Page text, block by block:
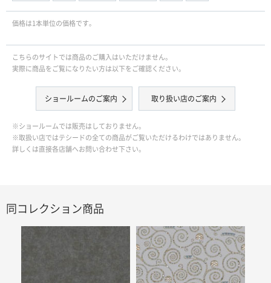
価格は1本単位の価格です｡
こちらのサイトでは商品のご購入はいただけません。
実際に商品をご覧になりたい方は以下をご確認ください。
ショールームのご案内 取り扱い店のご案内
※ショールームでは販売はしておりません。
※取扱い店ではテシードの全ての商品がご覧いただけるわけではありません。
詳しくは直接各店舗へお問い合わせ下さい。
同コレクション商品